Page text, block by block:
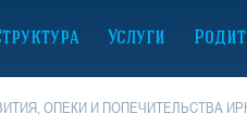
Услуги
ОПЕКИ И ПОПЕЧИТЕЛЬСТВА